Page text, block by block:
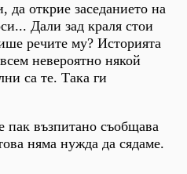
да открие заседанието на
Дали зад краля стои
речите му? Историята
невероятно някой
са те. Така ги
пак възпитано съобщава
няма нужда да сядаме.